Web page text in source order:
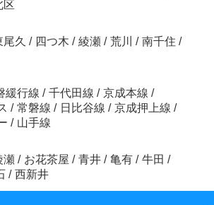
区
尾久 / 四つ木 / 綾瀬 / 荒川 / 南千住 /
緩行線 / 千代田線 / 京成本線 /
/ 常磐線 / 日比谷線 / 京成押上線 /
/ 山手線
瀬 / お花茶屋 / 青井 / 亀有 / 牛田 /
/ 西新井